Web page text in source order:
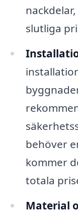
slutliga
behöver
kommer
totala
Material